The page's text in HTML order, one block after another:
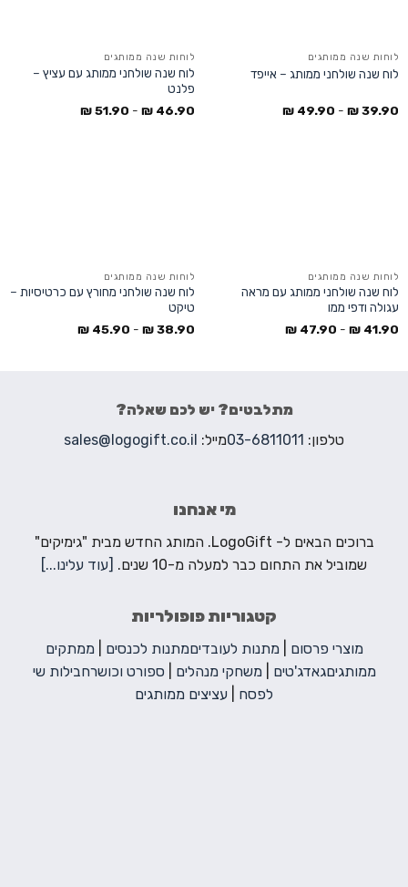
לוחות שנה ממותגים
לוח שנה שולחני ממותג – אייפד
39.90
₪
-
49.90
₪
לוחות שנה ממותגים
לוח שנה שולחני ממותג עם עציץ –
פלנט
46.90
₪
-
51.90
₪
לוחות שנה ממותגים
לוח שנה שולחני ממותג עם מראה
עגולה ודפי ממו
41.90
₪
-
47.90
₪
לוחות שנה ממותגים
לוח שנה שולחני מחורץ עם כרטיסיות –
טיקט
38.90
₪
-
45.90
₪
מתלבטים? יש לכם שאלה?
טלפון: 03-6811011מייל: sales@logogift.co.il
מי אנחנו
ברוכים הבאים ל- LogoGift. המותג החדש מבית "גימיקים"
שמוביל את התחום כבר למעלה מ-10 שנים.
[עוד עלינו...]
קטגוריות פופולריות
מוצרי פרסום מתנות לעובדיםמתנות לכנסים
ממתקים
ממותגיםגאדג'טים משחקי מנהלים ספורט וכושרחבילות שי
לפסח
עציצים ממותגים